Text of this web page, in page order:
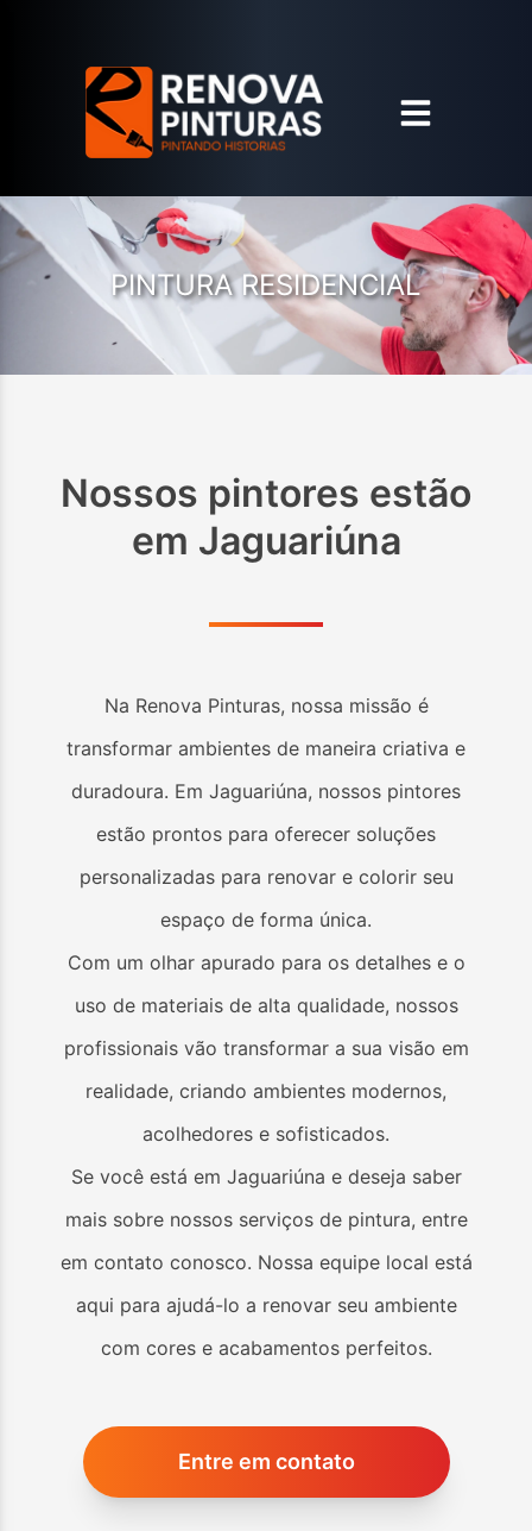
PINTURA RESIDENCIAL
Nossos pintores estão
em Jaguariúna
Na Renova Pinturas, nossa missão é
transformar ambientes de maneira criativa e
duradoura. Em Jaguariúna, nossos pintores
estão prontos para oferecer soluções
personalizadas para renovar e colorir seu
espaço de forma única.
Com um olhar apurado para os detalhes e o
uso de materiais de alta qualidade, nossos
profissionais vão transformar a sua visão em
realidade, criando ambientes modernos,
acolhedores e sofisticados.
Se você está em Jaguariúna e deseja saber
mais sobre nossos serviços de pintura, entre
em contato conosco. Nossa equipe local está
aqui para ajudá-lo a renovar seu ambiente
com cores e acabamentos perfeitos.
Entre em contato